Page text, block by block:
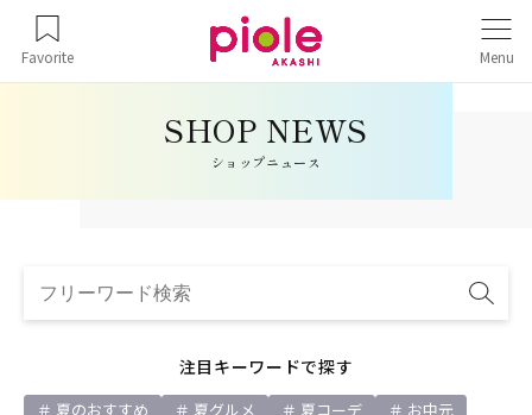
Favorite Menu
ショップニュース
注目キーワードで探す
夏のおすすめ 夏グルメ 夏コーデ
お中元